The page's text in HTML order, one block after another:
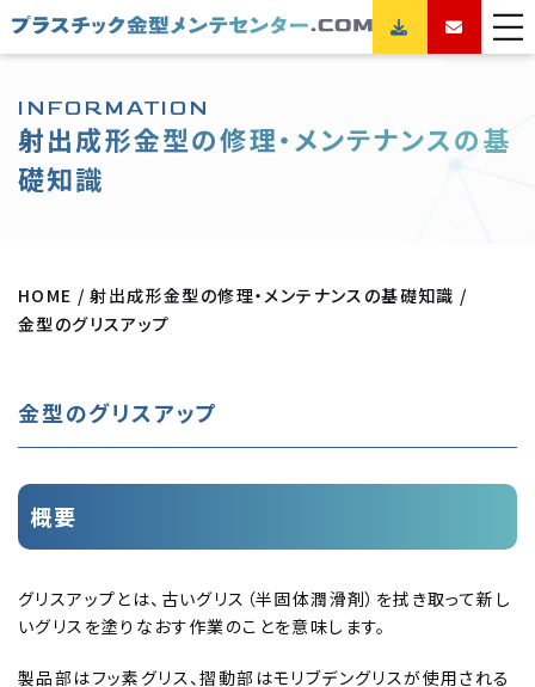
INFORMATION
射出成形金型の修理・メンテナンスの基
礎知識
HOME
射出成形金型の修理・メンテナンスの基礎知識
金型のグリスアップ
金型のグリスアップ
概要
グリスアップとは、古いグリス（半固体潤滑剤）を拭き取って新し
いグリスを塗りなおす作業のことを意味します。
製品部はフッ素グリス、摺動部はモリブデングリスが使用される